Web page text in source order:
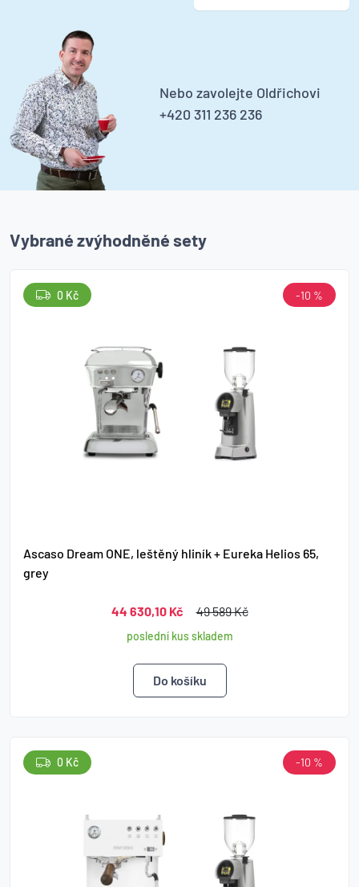
Nebo zavolejte Oldřichovi
+420 311 236 236
Vybrané zvýhodněné sety
Ascaso Dream ONE, leštěný hliník + Eureka Helios 65,
grey
44 630,10 Kč 49 589 Kč
poslední kus skladem
0 Kč -10 %
0 Kč -10 %